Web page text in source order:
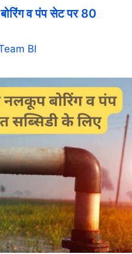
व पंप सेट पर 80
BI